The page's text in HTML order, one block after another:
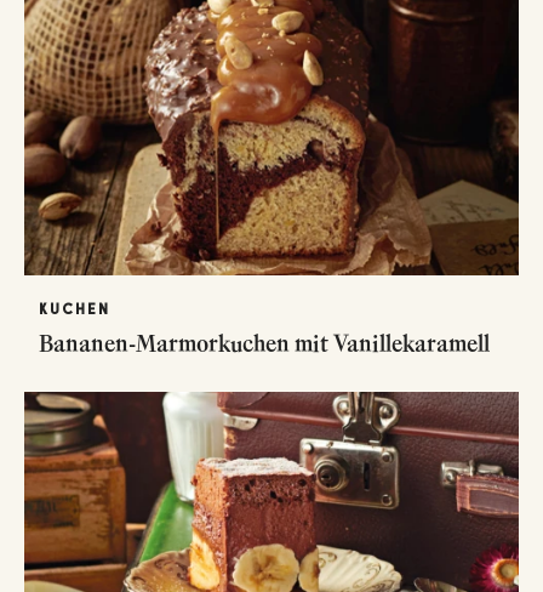
KUCHEN
Bananen-Marmorkuchen mit Vanillekaramell